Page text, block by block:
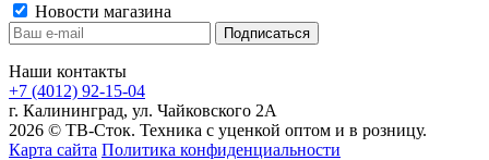
Новости магазина
Наши контакты
+7 (4012) 92-15-04
г. Калининград, ул. Чайковского 2А
2026 © ТВ-Сток. Техника с уценкой оптом и в розницу.
Карта сайта Политика конфиденциальности